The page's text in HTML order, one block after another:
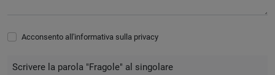
Acconsento all'informativa sulla privacy
Scrivere la parola "Fragole" al singolare